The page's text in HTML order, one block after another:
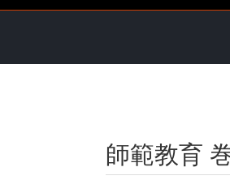
師範教育